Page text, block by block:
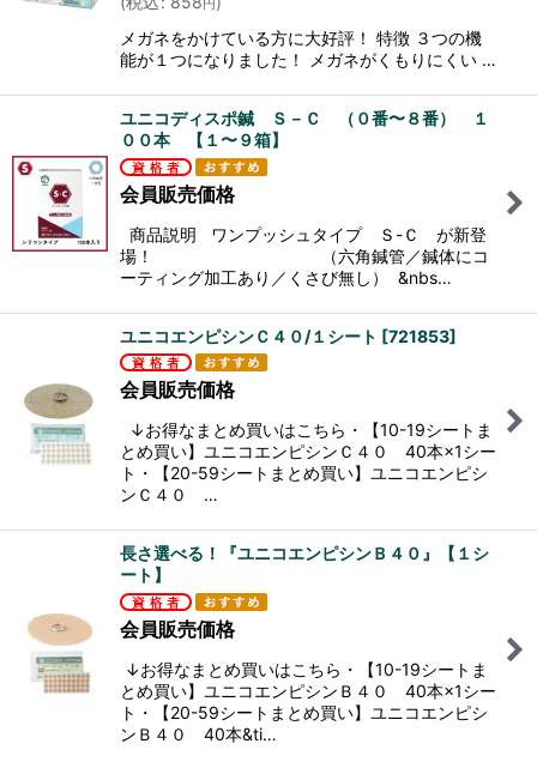
円
メガネをかけている方に大好評！ 特徴 ３つの機
能が１つになりました！ メガネがくもりにくい …
ユニコディスポ鍼 Ｓ－Ｃ （０番〜８番） １
００本 【１〜９箱】
会員販売価格
商品説明 ワンプッシュタイプ Ｓ-Ｃ が新登
場！ （六角鍼管／鍼体にコ
ーティング加工あり／くさび無し） &nbs…
ユニコエンピシンＣ４０/１シート [721853]
会員販売価格
↓お得なまとめ買いはこちら・【10-19シートま
とめ買い】ユニコエンピシンＣ４０ 40本×1シー
ト・【20-59シートまとめ買い】ユニコエンピシ
ンＣ４０ …
長さ選べる！『ユニコエンピシンＢ４０』【１シ
ート】
会員販売価格
↓お得なまとめ買いはこちら・【10-19シートま
とめ買い】ユニコエンピシンＢ４０ 40本×1シー
ト・【20-59シートまとめ買い】ユニコエンピシ
ンＢ４０ 40本&ti…